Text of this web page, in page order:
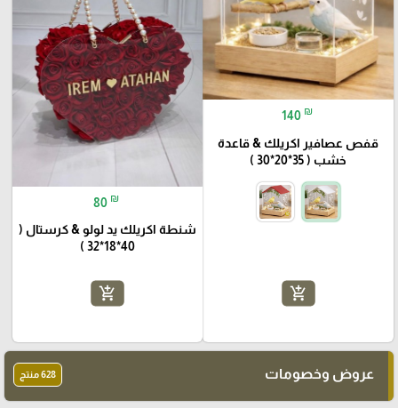
140 ₪
قفص عصافير اكريلك & قاعدة
خشب ( 35*20*30 )
add_shopping_cart
80 ₪
شنطة اكريلك يد لولو & كرستال (
40*18*32 )
add_shopping_cart
عروض وخصومات 628 منتج